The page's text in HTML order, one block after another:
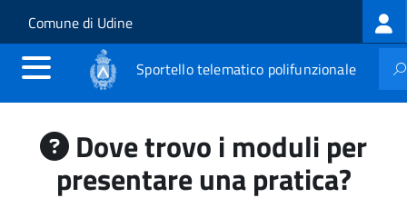
Salta al contenuto principale
Skip to site navigation
Comune di Udine
Sportello telematico polifunzionale
Dove trovo i moduli per
presentare una pratica?